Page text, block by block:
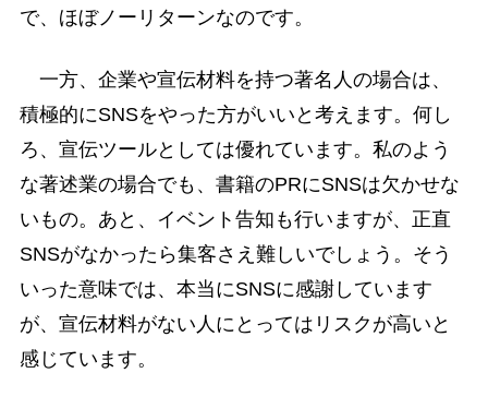
で、ほぼノーリターンなのです。
一方、企業や宣伝材料を持つ著名人の場合は、
積極的にSNSをやった方がいいと考えます。何し
ろ、宣伝ツールとしては優れています。私のよう
な著述業の場合でも、書籍のPRにSNSは欠かせな
いもの。あと、イベント告知も行いますが、正直
SNSがなかったら集客さえ難しいでしょう。そう
いった意味では、本当にSNSに感謝しています
が、宣伝材料がない人にとってはリスクが高いと
感じています。